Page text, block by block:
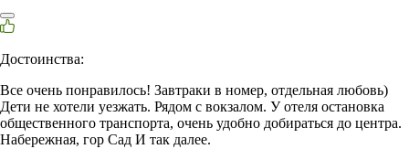
Достоинства:
Все очень понравилось! Завтраки в номер, отдельная любовь)
Дети не хотели уезжать. Рядом с вокзалом. У отеля остановка
общественного транспорта, очень удобно добираться до центра.
Набережная, гор Сад И так далее.